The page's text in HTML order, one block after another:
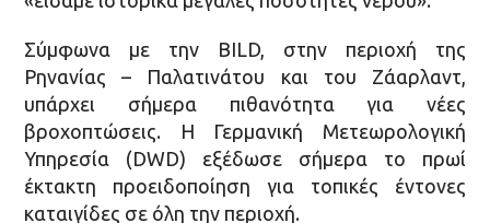
Σύμφωνα με την BILD, στην περιοχή της
Ρηνανίας – Παλατινάτου και του Ζάαρλαντ,
υπάρχει σήμερα πιθανότητα για νέες
βροχοπτώσεις. Η Γερμανική Μετεωρολογική
Υπηρεσία (DWD) εξέδωσε σήμερα το πρωί
έκτακτη προειδοποίηση για τοπικές έντονες
καταιγίδες σε όλη την περιοχή.